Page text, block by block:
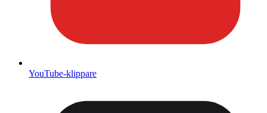
YouTube-klippare